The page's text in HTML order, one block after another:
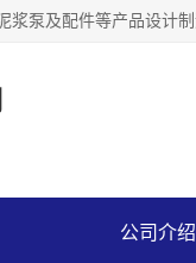
公司介绍